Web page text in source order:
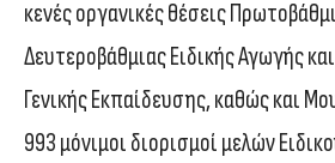
κενές οργανικές θέσεις
Δευτεροβάθμιας Ειδικής Αγωγής
Γενικής Εκπαίδευσης, καθώς και
993 μόνιμοι διορισμοί μελών